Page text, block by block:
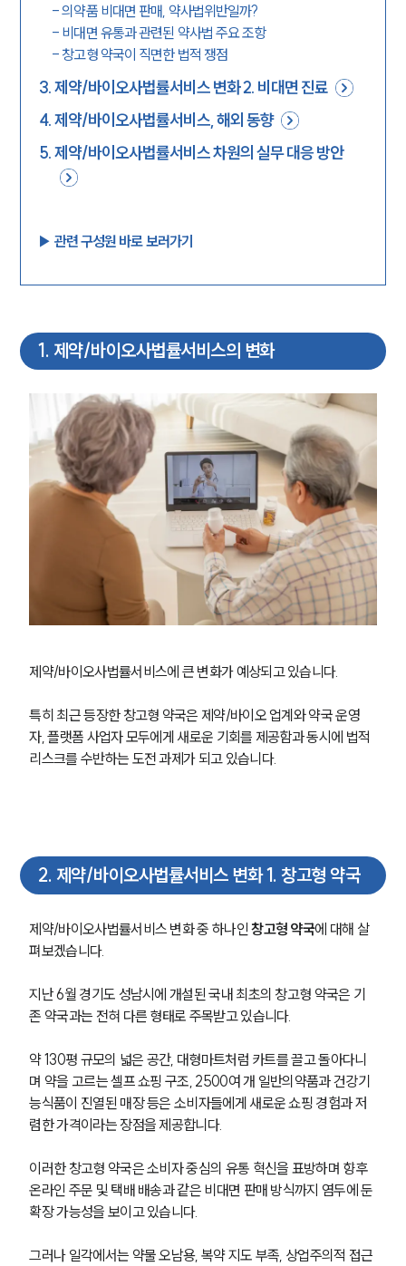
-의약품 비대면 판매, 약사법위반일까?
- 비대면 유통과 관련된 약사법 주요 조항
- 창고형 약국이 직면한 법적 쟁점
3.제약/바이오사법률서비스 변화 2. 비대면 진료
4.제약/바이오사법률서비스, 해외 동향
5.제약/바이오사법률서비스 차원의 실무 대응 방안
▶︎ 관련 구성원 바로 보러가기
1 . 제약/바이오사법률서비스의 변화
제약/바이오사법률서비스에 큰 변화가 예상되고 있습니다.
특히 최근 등장한 창고형 약국은 제약/바이오 업계와 약국 운영
자, 플랫폼 사업자 모두에게 새로운 기회를 제공함과 동시에 법적
리스크를 수반하는 도전 과제가 되고 있습니다.
2. 제약/바이오사법률서비스 변화 1. 창고형 약국
제약/바이오사법률서비스 변화 중 하나인 창고형 약국에 대해 살
펴보겠습니다.
지난 6월 경기도 성남시에 개설된 국내 최초의 창고형 약국은 기
존 약국과는 전혀 다른 형태로 주목받고 있습니다.
약 130평 규모의 넓은 공간, 대형마트처럼 카트를 끌고 돌아다니
며 약을 고르는 셀프 쇼핑 구조, 2500여 개 일반의약품과 건강기
능식품이 진열된 매장 등은 소비자들에게 새로운 쇼핑 경험과 저
렴한 가격이라는 장점을 제공합니다.
이러한 창고형 약국은 소비자 중심의 유통 혁신을 표방하며 향후
온라인 주문 및 택배 배송과 같은 비대면 판매 방식까지 염두에 둔
확장 가능성을 보이고 있습니다.
그러나 일각에서는 약물 오남용, 복약 지도 부족, 상업주의적 접근